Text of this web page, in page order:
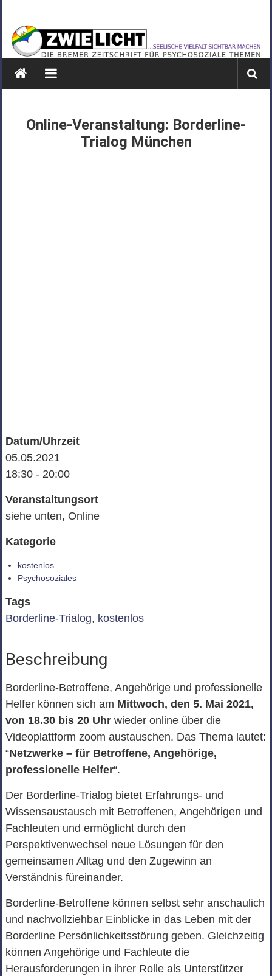
springen
ZWIELICHT
BREMEN
DIE
PSYCHOSOZIALE
Online-Veranstaltung: Borderline-
Trialog München
Datum/Uhrzeit
05.05.2021
18:30 - 20:00
Veranstaltungsort
siehe unten, Online
Kategorie
kostenlos
Psychosoziales
Tags
Borderline-Trialog, kostenlos
Beschreibung
Borderline-Betroffene, Angehörige und professionelle
Helfer können sich am Mittwoch, den 5. Mai 2021,
von 18.30 bis 20 Uhrwieder online über die
Videoplattform zoom austauschen. Das Thema lautet:
“Netzwerke – für Betroffene, Angehörige,
professionelle Helfer“.
Der Borderline-Trialog bietet Erfahrungs- und
Wissensaustausch mit Betroffenen, Angehörigen und
Fachleuten und ermöglicht durch den
Perspektivenwechsel neue Lösungen für den
gemeinsamen Alltag und den Zugewinn an
Verständnis füreinander.
Borderline-Betroffene können selbst sehr anschaulich
und nachvollziehbar Einblicke in das Leben mit der
Borderline Persönlichkeitsstörung geben. Gleichzeitig
können Angehörige und Fachleute die
Herausforderungen in ihrer Rolle als Unterstützer